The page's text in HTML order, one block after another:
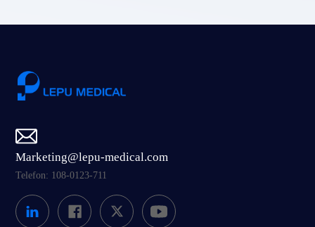
Marketing@lepu-medical.com
Telefon: 108-0123-711